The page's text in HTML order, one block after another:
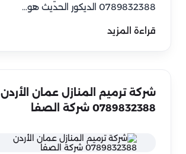
0789832388 الديكور الحديث هو…
قراءة المزيد
شركة ترميم المنازل عمان الأردن
0789832388 شركة الصفا